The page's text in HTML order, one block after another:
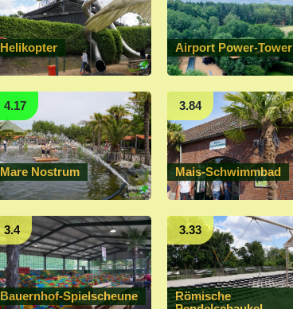
Helikopter Airport Power-Tower
4.17
Mare Nostrum
3.84
Mais-Schwimmbad
3.4
Bauernhof-Spielscheune
3.33
Römische